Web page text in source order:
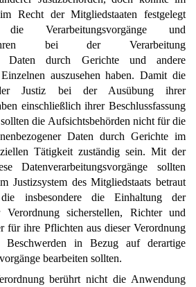
Recht der Mitgliedstaaten festgelegt
Verarbeitungsvorgänge und
bei der Verarbeitung
Daten durch Gerichte und andere
auszusehen haben. Damit die
Justiz bei der Ausübung ihrer
einschließlich ihrer Beschlussfassung
die Aufsichtsbehörden nicht für die
Daten durch Gerichte im
Tätigkeit zuständig sein. Mit der
Datenverarbeitungsvorgänge sollten
Justizsystem des Mitgliedstaats betraut
insbesondere die Einhaltung der
Verordnung sicherstellen, Richter und
für ihre Pflichten aus dieser Verordnung
Beschwerden in Bezug auf derartige
bearbeiten sollten.
berührt nicht die Anwendung